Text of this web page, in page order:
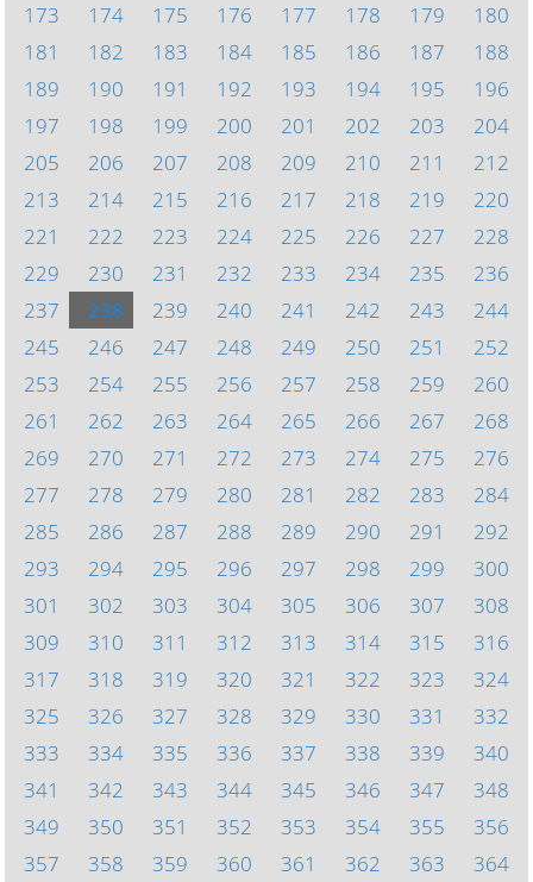
173
174 175 176 177 178 179
180
181
182 183 184 185 186 187
188
189
190 191 192 193 194 195
196
197
198 199 200 201 202 203
204
205
206 207 208 209 210 211
212
213
214 215 216 217 218 219
220
221
222 223 224 225 226 227
228
229
230 231 232 233 234 235
236
237
238 239 240 241 242 243
244
245
246 247 248 249 250 251
252
253
254 255 256 257 258 259
260
261
262 263 264 265 266 267
268
269
270 271 272 273 274 275
276
277
278 279 280 281 282 283
284
285
286 287 288 289 290 291
292
293
294 295 296 297 298 299
300
301
302 303 304 305 306 307
308
309
310 311 312 313 314 315
316
317
318 319 320 321 322 323
324
325
326 327 328 329 330 331
332
333
334 335 336 337 338 339
340
341
342 343 344 345 346 347
348
349
350 351 352 353 354 355
356
357
358 359 360 361 362 363 364